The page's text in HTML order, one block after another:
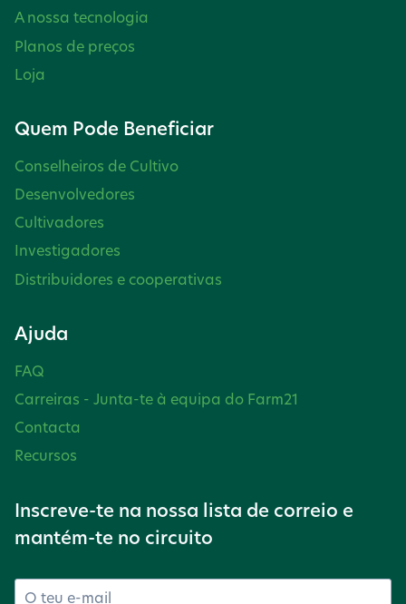
A nossa tecnologia
Planos de preços
Loja
Quem Pode Beneficiar
Conselheiros de Cultivo
Desenvolvedores
Cultivadores
Investigadores
Distribuidores e cooperativas
Ajuda
FAQ
Carreiras - Junta-te à equipa do Farm21
Contacta
Recursos
Inscreve-te na nossa lista de correio e
mantém-te no circuito